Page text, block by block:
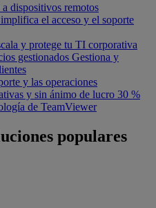
a dispositivos remotos
el acceso y el soporte
y protege tu TI corporativa
gestionados Gestiona y
y las operaciones
y sin ánimo de lucro 30 %
de TeamViewer
populares